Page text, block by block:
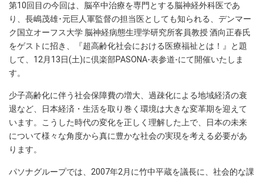
第10回目の今回は、脳卒中治療を専門とする脳神経外科医であ
り、長嶋茂雄･元巨人軍監督の担当医としても知られる、デンマー
ク国立オーフス大学 脳神経病態生理学研究所客員教授 酒向正春氏
をゲストに招き、『超高齢化社会における医療福祉とは！』と題
して、12月13日(土)に倶楽部PASONA-表参道-にて開催いたしま
す。
少子高齢化に伴う社会保障費の増大、過疎化による地域経済の衰
退など、日本経済・生活を取り巻く環境は大きな変革期を迎えて
います。こうした時代の変化を正しく理解した上で、日本の未来
について様々な角度から真に豊かな社会の実現を考える必要があ
ります。
パソナグループでは、2007年2月に竹中平蔵を議長に、社会的な課